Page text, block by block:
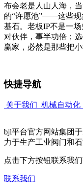
布会老是人山人海，
的“许愿池”——这些现
基石。老板IP不是一
对伙伴，事半功倍；
赢家，必然是那些把
快捷导航
关于我们 机械自动化
bjl平台官方网站集团
力于生产工业阀门和
点击下方按钮联系我
联系我们